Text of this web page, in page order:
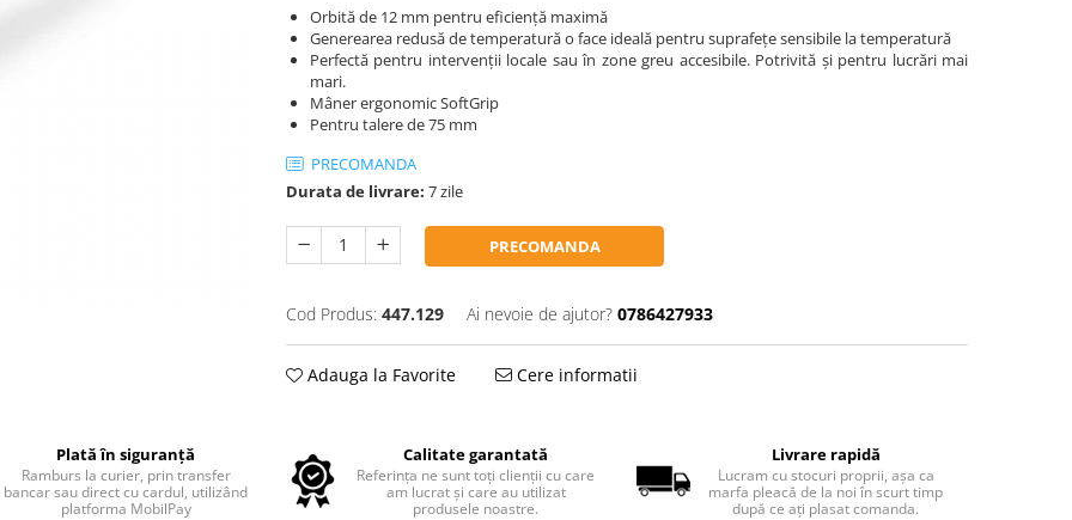
Orbită de 12 mm pentru eficiență maximă
Generearea redusă de temperatură o face ideală pentru suprafețe sensibile la temperatură
Perfectă pentru intervenții locale sau în zone greu accesibile. Potrivită și pentru lucrări mai
mari.
Mâner ergonomic SoftGrip
Pentru talere de 75 mm
PRECOMANDA
Durata de livrare: 7 zile
PRECOMANDA
Cod Produs: 447.129 Ai nevoie de ajutor? 0786427933
Adauga la Favorite Cere informatii
Plată în siguranță
Ramburs la curier, prin transfer
bancar sau direct cu cardul, utilizând
platforma MobilPay
Calitate garantată
Referința ne sunt toți clienții cu care
am lucrat și care au utilizat
produsele noastre.
Livrare rapidă
Lucram cu stocuri proprii, așa ca
marfa pleacă de la noi în scurt timp
după ce ați plasat comanda.